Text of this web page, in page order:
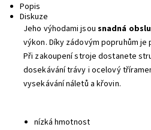
Popis
Diskuze
Jeho výhodami jsou snadná
výkon. Díky zádovým popruhům je
Při zakoupení stroje dostanete
dosekávání trávy i ocelový
vysekávání náletů a křovin.
nízká hmotnost